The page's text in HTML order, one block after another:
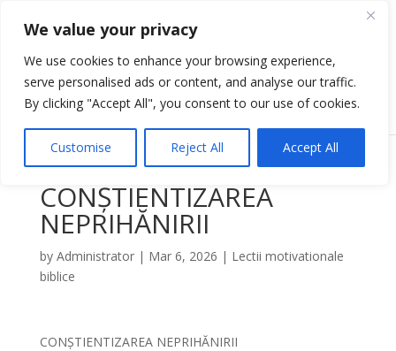
We value your privacy
We use cookies to enhance your browsing experience,
serve personalised ads or content, and analyse our traffic.
By clicking "Accept All", you consent to our use of cookies.
Customise Reject All Accept All
Select Page
CONȘTIENTIZAREA
NEPRIHĂNIRII
by Administrator| Mar 6, 2026 | Lectii motivationale
biblice
CONȘTIENTIZAREA NEPRIHĂNIRII